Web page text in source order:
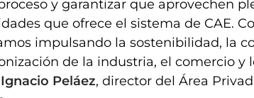
y garantizar que aprovechen
que ofrece el sistema de CAE.
impulsando la sostenibilidad, la
de la industria, el comercio y
Ignacio Peláez, director del Área